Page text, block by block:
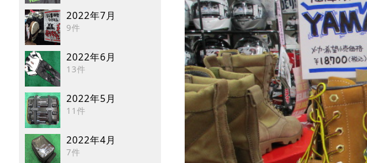
2022年7月
9件
2022年6月
13件
2022年5月
11件
2022年4月
7件